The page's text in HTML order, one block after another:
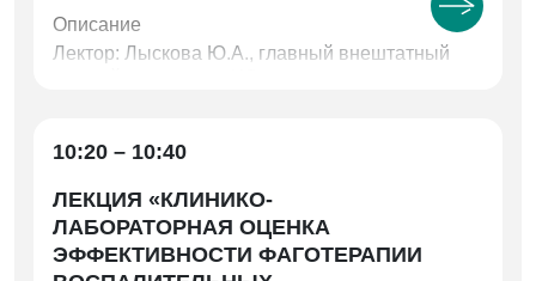
Описание
Лектор: Лыскова Ю.А., главный внештатный
корр. АЕН России, зав. кафедрой
Бутюгин И.А, к.м.н., доцент, заведующий
кафедрой терапевтической и детской
стоматологии ФГБОУ ВО ЮУГМУ МЗ РФ
10:20 – 10:40
ЛЕКЦИЯ «КЛИНИКО-
ЛАБОРАТОРНАЯ ОЦЕНКА
ЭФФЕКТИВНОСТИ ФАГОТЕРАПИИ